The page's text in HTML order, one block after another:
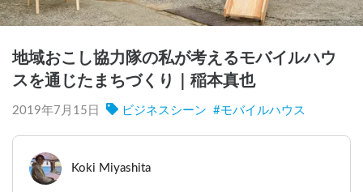
地域おこし協力隊の私が考えるモバイルハウ
スを通じたまちづくり｜稲本真也
2019年7月15日 ビジネスシーン #モバイルハウス
Koki Miyashita